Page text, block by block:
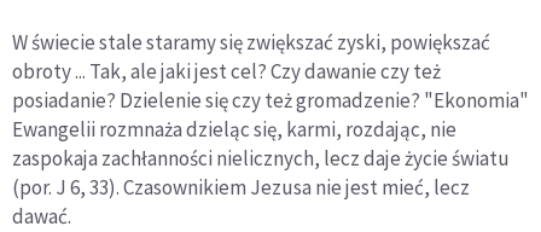
W świecie stale staramy się zwiększać zyski, powiększać
obroty ... Tak, ale jaki jest cel? Czy dawanie czy też
posiadanie? Dzielenie się czy też gromadzenie? "Ekonomia"
Ewangelii rozmnaża dzieląc się, karmi, rozdając, nie
zaspokaja zachłanności nielicznych, lecz daje życie światu
(por. J 6, 33). Czasownikiem Jezusa nie jest mieć, lecz
dawać.